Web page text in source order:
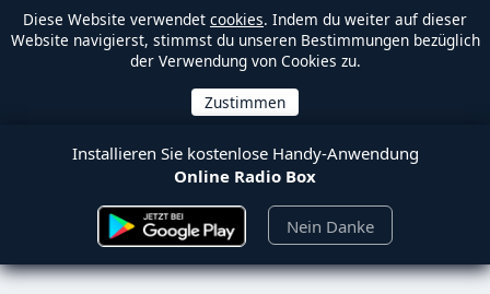
Diese Website verwendet cookies. Indem du weiter auf dieser
Website navigierst, stimmst du unseren Bestimmungen bezüglich
der Verwendung von Cookies zu.
Installieren Sie kostenlose Handy-Anwendung
Online Radio Box
Nein Danke